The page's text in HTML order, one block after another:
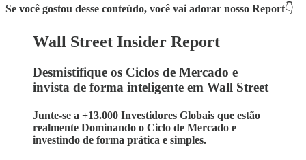
Se você gostou desse conteúdo, você vai adorar nosso Report👇
Wall Street Insider Report
Desmistifique os Ciclos de Mercado e
invista de forma inteligente em Wall Street
Junte-se a +13.000 Investidores Globais que estão
realmente Dominando o Ciclo de Mercado e
investindo de forma prática e simples.